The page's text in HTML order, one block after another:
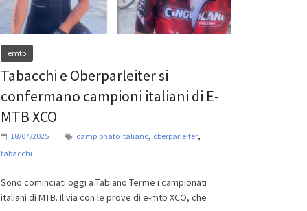
emtb
Tabacchi e Oberparleiter si
confermano campioni italiani di E-
MTB XCO
18/07/2025 campionato italiano, oberparleiter,
tabacchi
Sono cominciati oggi a Tabiano Terme i campionati
italiani di MTB. Il via con le prove di e-mtb XCO, che